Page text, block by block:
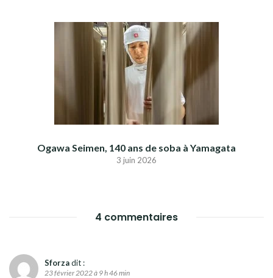
Ogawa Seimen, 140 ans de soba à Yamagata
3 juin 2026
4 commentaires
Sforzadit :
23 février 2022 à 9 h 46 min